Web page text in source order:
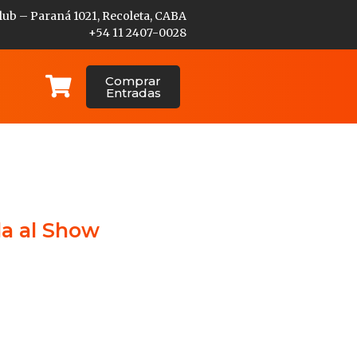
– Paraná 1021, Recoleta, CABA
+54 11 2407-0028
Comprar
Entradas
al Show